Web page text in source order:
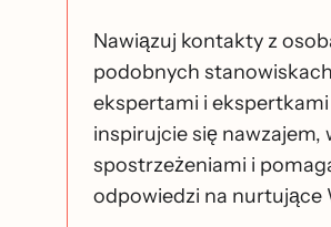
Nawiązuj kontakty z
podobnych
ekspertami i ekspertkami
inspirujcie się nawzajem,
spostrzeżeniami i
odpowiedzi na nurtujące